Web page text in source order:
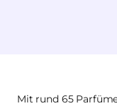
Mit rund 65